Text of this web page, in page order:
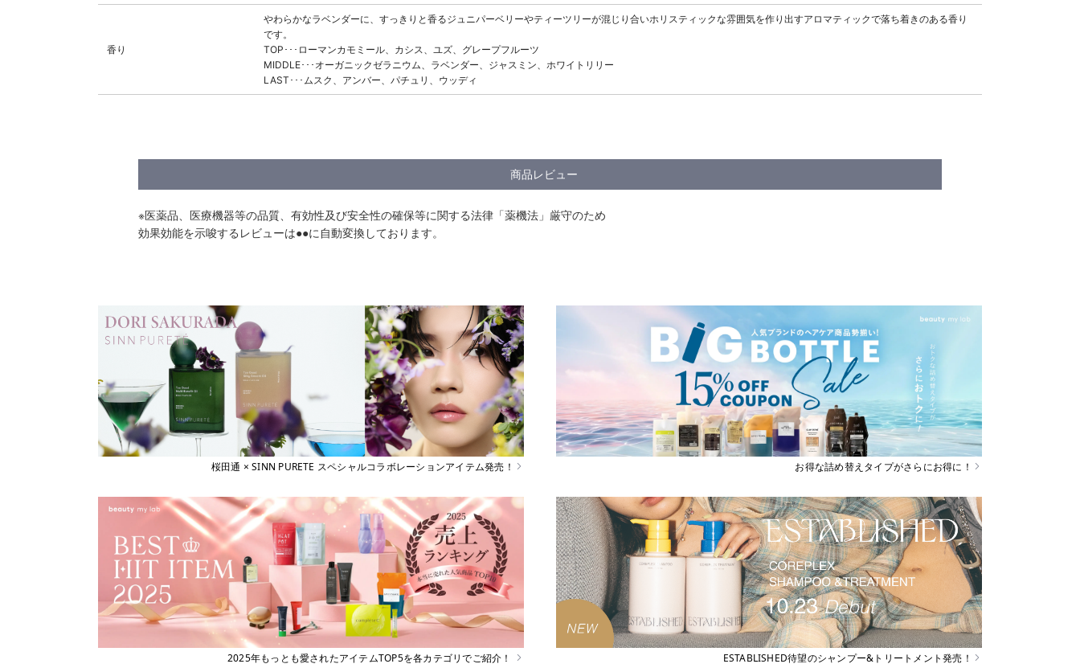
香り
やわらかなラベンダーに、すっきりと香るジュニパーベリーやティーツリーが混じり合いホリスティックな雰囲気を作り出すアロマティックで落ち着きのある香り
です。
TOP･･･ローマンカモミール、カシス、ユズ、グレープフルーツ
MIDDLE･･･オーガニックゼラニウム、ラベンダー、ジャスミン、ホワイトリリー
LAST･･･ムスク、アンバー、パチュリ、ウッディ
商品レビュー
※医薬品、医療機器等の品質、有効性及び安全性の確保等に関する法律「薬機法」厳守のため
効果効能を示唆するレビューは●●に自動変換しております。
桜田通 × SINN PURETE スペシャルコラボレーションアイテム発売！ お得な詰め替えタイプがさらにお得に！
2025年もっとも愛されたアイテムTOP5を各カテゴリでご紹介！ ESTABLISHED待望のシャンプー&トリートメント発売！